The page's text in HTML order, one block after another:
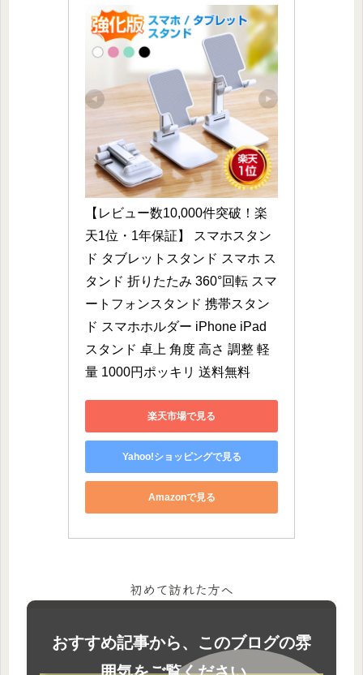
【レビュー数10,000件突破！楽
天1位・1年保証】 スマホスタン
ド タブレットスタンド スマホ ス
タンド 折りたたみ 360°回転 スマ
ートフォンスタンド 携帯スタン
ド スマホホルダー iPhone iPad
スタンド 卓上 角度 高さ 調整 軽
量 1000円ポッキリ 送料無料
楽天市場で見る
Yahoo!ショッピングで見る
Amazonで見る
初めて訪れた方へ
おすすめ記事から、このブログの雰